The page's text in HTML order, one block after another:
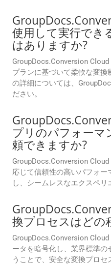
使用して実行でき
はありますか?
GroupDocs.Conversion
プランに基づいて柔軟な変
の詳細については、
ださい。
プリのパフォーマ
頼できますか?
GroupDocs.Conversion
応じて信頼性の高いパフォ
し、シームレスなエクスペリ
換プロセスはどの
GroupDocs.Conversion
ータを暗号化し、業界標準
うことで、安全な変換プロセ